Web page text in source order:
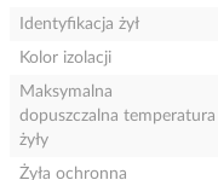
Identyfikacja żył
Kolor izolacji
Maksymalna
dopuszczalna temperatura
żyły
Żyła ochronna